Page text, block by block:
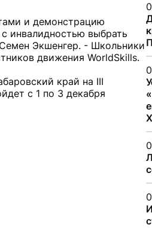
и демонстрацию
инвалидностью выбрать
Экшенгер. - Школьники
движения WorldSkills.
край на III
с 1 по 3 декабря